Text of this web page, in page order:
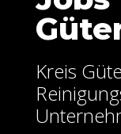
Kreis